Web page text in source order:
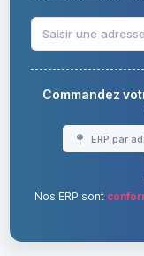
Commandez
ERP par
Nos ERP sont